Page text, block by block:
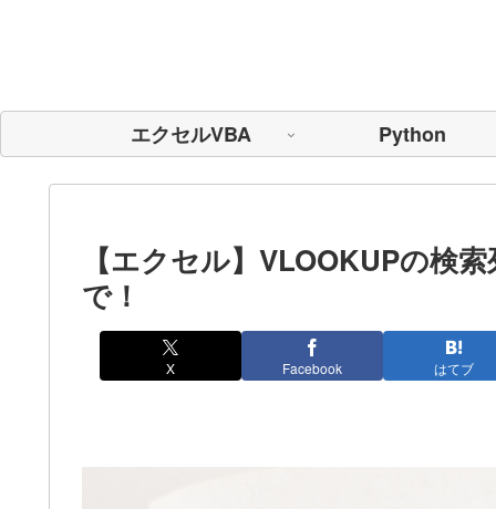
エクセルVBA Python
【エクセル】VLOOKUPの検
で！
X Facebook はてブ